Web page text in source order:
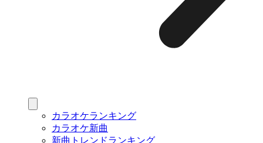
カラオケランキング
カラオケ新曲
新曲トレンドランキング